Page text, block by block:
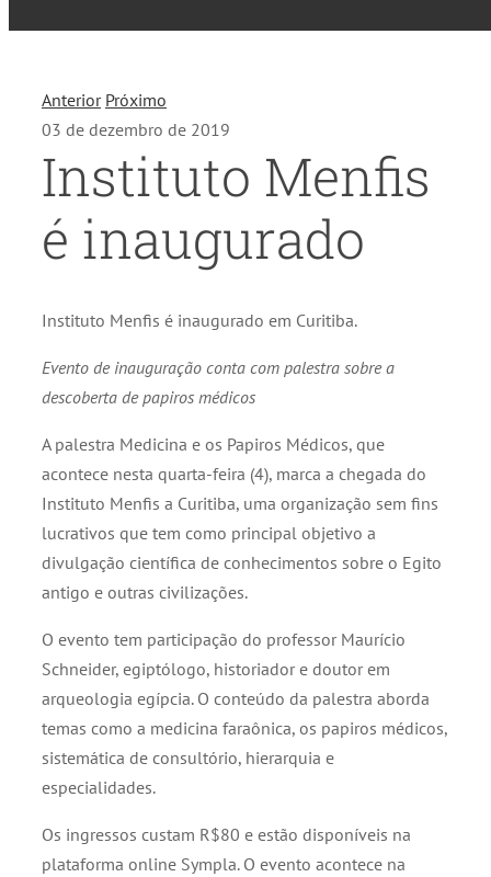
Anterior Próximo
03 de dezembro de 2019
Instituto Menfis
é inaugurado
Instituto Menfis é inaugurado em Curitiba.
Evento de inauguração conta com palestra sobre a
descoberta de papiros médicos
A palestra Medicina e os Papiros Médicos, que
acontece nesta quarta-feira (4), marca a chegada do
Instituto Menfis a Curitiba, uma organização sem fins
lucrativos que tem como principal objetivo a
divulgação científica de conhecimentos sobre o Egito
antigo e outras civilizações.
O evento tem participação do professor Maurício
Schneider, egiptólogo, historiador e doutor em
arqueologia egípcia. O conteúdo da palestra aborda
temas como a medicina faraônica, os papiros médicos,
sistemática de consultório, hierarquia e
especialidades.
Os ingressos custam R$80 e estão disponíveis na
plataforma online Sympla. O evento acontece na